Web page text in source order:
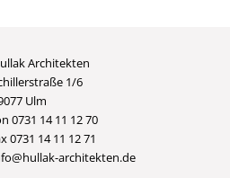
Architekten
1/6
Ulm
0731 14 11 12 70
0731 14 11 12 71
architekten.de